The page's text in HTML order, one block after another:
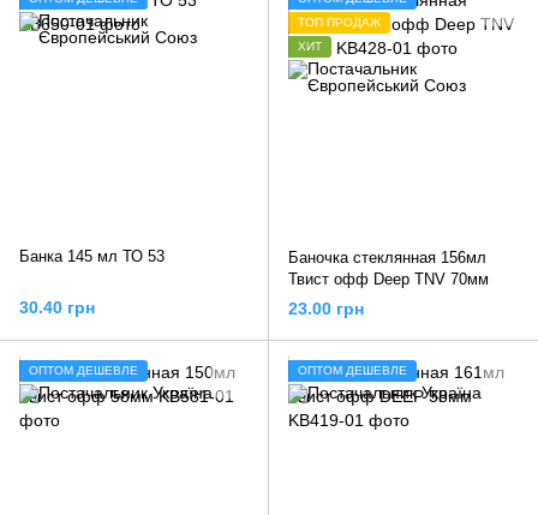
Банка 145 мл ТО 53
30.40 грн
ТОП ПРОДАЖ
ХИТ
Баночка стеклянная 156мл
Твист офф Deep TNV 70мм
23.00 грн
ОПТОМ ДЕШЕВЛЕ ОПТОМ ДЕШЕВЛЕ